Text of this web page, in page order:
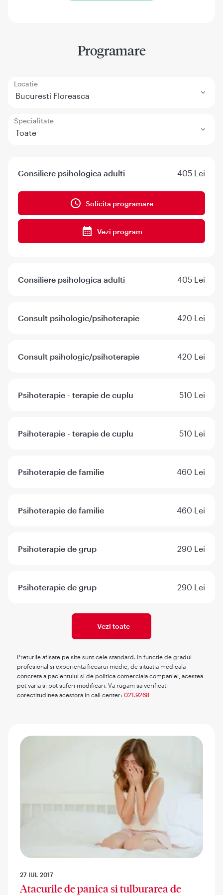
Programare
Locatie
Bucuresti Floreasca
Specialitate
Toate
Consiliere psihologica adulti 405 Lei
Solicita programare
Vezi program
Consiliere psihologica adulti 405 Lei
Consult psihologic/psihoterapie 420 Lei
Consult psihologic/psihoterapie 420 Lei
Psihoterapie - terapie de cuplu 510 Lei
Psihoterapie - terapie de cuplu 510 Lei
Psihoterapie de familie 460 Lei
Psihoterapie de familie 460 Lei
Psihoterapie de grup 290 Lei
Psihoterapie de grup 290 Lei
Vezi toate
Preturile afisate pe site sunt cele standard. In functie de gradul
profesional si experienta fiecarui medic, de situatia medicala
concreta a pacientului si de politica comerciala companiei, acestea
pot varia si pot suferi modificari. Va rugam sa verificati
corectitudinea acestora in call center: 021.9268
27 IUL 2017
Atacurile de panica si tulburarea de